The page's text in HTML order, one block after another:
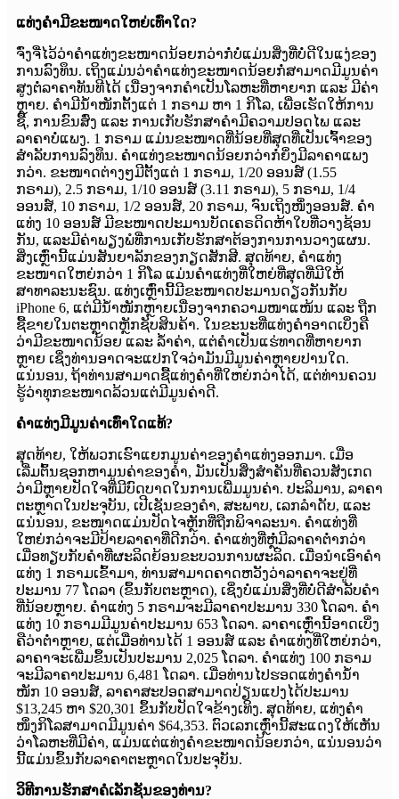
ແທ່ງຄຳມີຂະໜາດໃຫຍ່ເທົ່າໃດ?
ຈົ່ງຈື່ໄວ້ວ່າຄຳແທ່ງຂະໜາດນ້ອຍກວ່າກໍ່ບໍ່ແມ່ນສິ່ງທີ່ບໍ່ດີໃນແງ່ຂອງ
ການລົງທຶນ. ເຖິງແມ່ນວ່າຄຳແທ່ງຂະໜາດນ້ອຍກໍ່ສາມາດມີມູນຄ່າ
ສູງຕໍ່ລາຄາທັນທີໄດ້ ເນື່ອງຈາກຄຳເປັນໂລຫະທີ່ຫາຍາກ ແລະ ມີຄ່າ
ຫຼາຍ. ຄຳມີນ້ຳໜັກຕັ້ງແຕ່ 1 ກຣາມ ຫາ 1 ກິໂລ, ເພື່ອເຮັດໃຫ້ການ
ຊື້, ການຂົນສົ່ງ ແລະ ການເກັບຮັກສາຄຳມີຄວາມປອດໄພ ແລະ
ລາຄາບໍ່ແພງ. 1 ກຣາມ ແມ່ນຂະໜາດທີ່ນ້ອຍທີ່ສຸດທີ່ເປັນເຈົ້າຂອງ
ສຳລັບການລົງທຶນ. ຄຳແທ່ງຂະໜາດນ້ອຍກວ່າກໍ່ຍິ່ງມີລາຄາແພງ
ກວ່າ. ຂະໜາດຕ່າງໆມີຕັ້ງແຕ່ 1 ກຣາມ, 1/20 ອອນສ໌ (1.55
ກຣາມ), 2.5 ກຣາມ, 1/10 ອອນສ໌ (3.11 ກຣາມ), 5 ກຣາມ, 1/4
ອອນສ໌, 10 ກຣາມ, 1/2 ອອນສ໌, 20 ກຣາມ, ຈົນເຖິງໜຶ່ງອອນສ໌. ຄຳ
ແທ່ງ 10 ອອນສ໌ ມີຂະໜາດປະມານບັດເຄຣດິດຫ້າໃບທີ່ວາງຊ້ອນ
ກັນ, ແລະມີຄ່າພຽງພໍທີ່ການເກັບຮັກສາຕ້ອງການການວາງແຜນ.
ສິ່ງເຫຼົ່ານີ້ແມ່ນສັນຍາລັກຂອງກຽດສັກສີ. ສຸດທ້າຍ, ຄຳແທ່ງ
ຂະໜາດໃຫຍ່ກວ່າ 1 ກິໂລ ແມ່ນຄຳແທ່ງທີ່ໃຫຍ່ທີ່ສຸດທີ່ມີໃຫ້
ສາທາລະນະຊົນ. ແທ່ງເຫຼົ່ານີ້ມີຂະໜາດປະມານດຽວກັນກັບ
iPhone 6, ແຕ່ມີນ້ຳໜັກຫຼາຍເນື່ອງຈາກຄວາມໜາແໜ້ນ ແລະ ຖືກ
ຊື້ຂາຍໃນຕະຫຼາດຫຼັກຊັບສິນຄ້າ. ໃນຂະນະທີ່ແທ່ງຄຳອາດເບິ່ງຄື
ວ່າມີຂະໜາດນ້ອຍ ແລະ ລ້ຳຄ່າ, ແຕ່ຄຳເປັນແຮ່ທາດທີ່ຫາຍາກ
ຫຼາຍ ເຊິ່ງທ່ານອາດຈະແປກໃຈວ່າມັນມີມູນຄ່າຫຼາຍປານໃດ.
ແນ່ນອນ, ຖ້າທ່ານສາມາດຊື້ແທ່ງຄຳທີ່ໃຫຍ່ກວ່າໄດ້, ແຕ່ທ່ານຄວນ
ຮູ້ວ່າທຸກຂະໜາດລ້ວນແຕ່ມີມູນຄ່າດີ.
ຄຳແທ່ງມີມູນຄ່າເທົ່າໃດແທ້?
ສຸດທ້າຍ, ໃຫ້ພວກເຮົາແຍກມູນຄ່າຂອງຄຳແທ່ງອອກມາ. ເມື່ອ
ເລີ່ມຕົ້ນຊອກຫາມູນຄ່າຂອງຄຳ, ມັນເປັນສິ່ງສຳຄັນທີ່ຄວນສັງເກດ
ວ່າມີຫຼາຍປັດໃຈທີ່ມີບົດບາດໃນການເພີ່ມມູນຄ່າ. ປະລິມານ, ລາຄາ
ຕະຫຼາດໃນປະຈຸບັນ, ເປີເຊັນຂອງຄຳ, ສະພາບ, ເລກລຳດັບ, ແລະ
ແນ່ນອນ, ຂະໜາດແມ່ນປັດໄຈຫຼັກທີ່ຖືກພິຈາລະນາ. ຄຳແທ່ງທີ່
ໃຫຍ່ກວ່າຈະມີປ້າຍລາຄາທີ່ດີກວ່າ. ຄຳແທ່ງທີ່ຫຼໍ່ມີລາຄາຕໍ່າກວ່າ
ເມື່ອທຽບກັບຄຳທີ່ຜະລິດຍ້ອນຂະບວນການຜະລິດ. ເມື່ອນຳເອົາຄຳ
ແທ່ງ 1 ກຣາມເຂົ້າມາ, ທ່ານສາມາດຄາດຫວັງວ່າລາຄາຈະຢູ່ທີ່
ປະມານ 77 ໂດລາ (ຂຶ້ນກັບຕະຫຼາດ), ເຊິ່ງບໍ່ແມ່ນສິ່ງທີ່ບໍ່ດີສຳລັບຄຳ
ທີ່ນ້ອຍຫຼາຍ. ຄຳແທ່ງ 5 ກຣາມຈະມີລາຄາປະມານ 330 ໂດລາ. ຄຳ
ແທ່ງ 10 ກຣາມມີມູນຄ່າປະມານ 653 ໂດລາ. ລາຄາເຫຼົ່ານີ້ອາດເບິ່ງ
ຄືວ່າຕໍ່າຫຼາຍ, ແຕ່ເມື່ອທ່ານໄດ້ 1 ອອນສ໌ ແລະ ຄຳແທ່ງທີ່ໃຫຍ່ກວ່າ,
ລາຄາຈະເພີ່ມຂຶ້ນເປັນປະມານ 2,025 ໂດລາ. ຄຳແທ່ງ 100 ກຣາມ
ຈະມີລາຄາປະມານ 6,481 ໂດລາ. ເມື່ອທ່ານໄປຮອດແທ່ງຄຳນ້ຳ
ໜັກ 10 ອອນສ໌, ລາຄາສະປອດສາມາດປ່ຽນແປງໄດ້ປະມານ
$13,245 ຫາ $20,301 ຂຶ້ນກັບປັດໃຈຂ້າງເທິງ. ສຸດທ້າຍ, ແທ່ງຄຳ
ໜຶ່ງກິໂລສາມາດມີມູນຄ່າ $64,353. ຕົວເລກເຫຼົ່ານີ້ສະແດງໃຫ້ເຫັນ
ວ່າໂລຫະທີ່ມີຄ່າ, ແມ່ນແຕ່ແທ່ງຄຳຂະໜາດນ້ອຍກວ່າ, ແນ່ນອນວ່າ
ນີ້ແມ່ນຂຶ້ນກັບລາຄາຕະຫຼາດໃນປະຈຸບັນ.
ວິທີການຮັກສາຄໍເລັກຊັນຂອງທ່ານ?